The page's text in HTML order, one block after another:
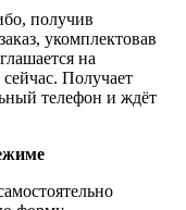
получив
укомплектовав
на
Получает
телефон и ждёт